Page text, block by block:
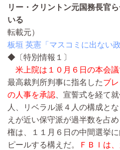
リー・クリントン元国務長官
いる
転載元）
板垣 英憲「マスコミに出ない
◆〔特別情報１〕
米上院は１０月６日の本会議
最高裁判所判事に指名したブ
の人事を承認 、宣誓式を経て
人、リベラル派４人の構成と
えが近い保守派が過半数を占
権は、１１月６日の中間選挙
ピールする構えだ。
ＦＢＩは